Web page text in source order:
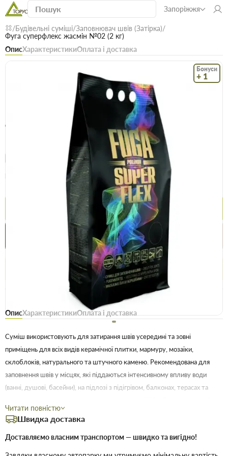
Запоріжжя
Будівельні суміші Заповнювач швів (Затірка)
Фуга суперфлекс жасмін №02 (2 кг)
ОписХарактеристикиОплата і доставка
Бонуси
+ 1
Фуга суперфлекс жасмін №02 (2 кг)
Безкоштовна доставка! Від 15000 грн єВідновлення Доставка НП
Опт
149.6 грн
Купити
Знайшли
дешевше
Акції
Безоплатне повернення товару 14 днів, для власників
дисконтів - 30 днів
ОписХарактеристикиОплата і доставка
Суміш використовують для затирання швів усередині та зовні
приміщень для всіх видів керамічної плитки, мармуру, мозаїки,
склоблоків, натурального та штучного каменю. Рекомендована для
заповнення швів у місцях, які піддаються інтенсивному впливу води
(ванні, душові, басейни), на підлозі з підігрівом, балконах, терасах та
ефект. Колір в асортименті
Технічні характеристики
Рекомендована ширина шва, мм 2...6
Читати повністю
Швидка доставка
Доставляємо власним транспортом — швидко та вигідно!